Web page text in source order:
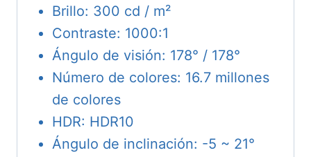
Brillo: 300 cd / m²
Contraste: 1000:1
Ángulo de visión: 178° / 178°
Número de colores: 16.7 millones
de colores
HDR: HDR10
Ángulo de inclinación: -5 ~ 21°